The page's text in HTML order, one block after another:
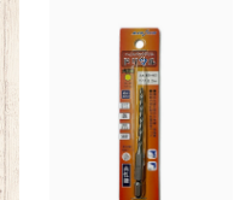
用途ビット クロスシンニン
グ加工 切れ味抜群 作業